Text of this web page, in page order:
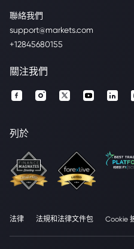
聯絡我們
support@markets.com
+12845680155
關注我們
列於
法律 法規和法律文件包 Cookie